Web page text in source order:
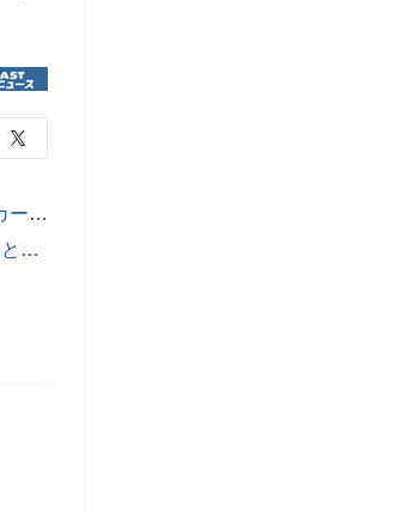
相手は元ミス東大...石丸伸二氏が贈った「入浴剤」 恋リアで商品話題に、メーカー想定超えの注文増「一時的に品切れ」も
人気YouTuberに「下品」「胸しまえ」 露出度へ批判も「私が着たい服を着る」と反論